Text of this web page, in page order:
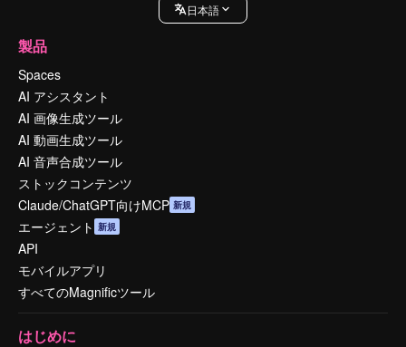
日本語
製品
Spaces
AI アシスタント
AI 画像生成ツール
AI 動画生成ツール
AI 音声合成ツール
ストックコンテンツ
Claude/ChatGPT向けMCP 新規
エージェント 新規
API
モバイルアプリ
すべてのMagnificツール
はじめに